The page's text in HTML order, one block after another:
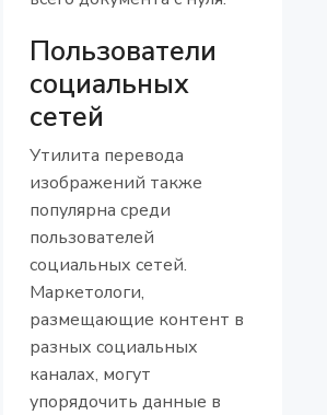
Пользователи
социальных
сетей
Утилита перевода
изображений также
популярна среди
пользователей
социальных сетей.
Маркетологи,
размещающие контент в
разных социальных
каналах, могут
упорядочить данные в